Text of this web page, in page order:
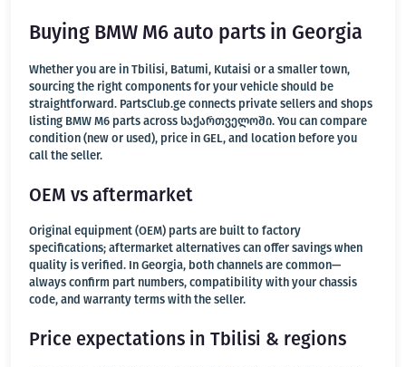
Buying BMW M6 auto parts in Georgia
Whether you are in Tbilisi, Batumi, Kutaisi or a smaller town,
sourcing the right components for your vehicle should be
straightforward. PartsClub.ge connects private sellers and shops
listing BMW M6 parts across საქართველოში. You can compare
condition (new or used), price in GEL, and location before you
call the seller.
OEM vs aftermarket
Original equipment (OEM) parts are built to factory
specifications; aftermarket alternatives can offer savings when
quality is verified. In Georgia, both channels are common—
always confirm part numbers, compatibility with your chassis
code, and warranty terms with the seller.
Price expectations in Tbilisi & regions